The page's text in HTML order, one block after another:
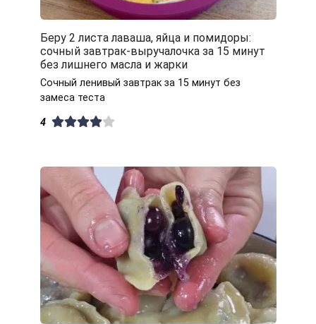
Беру 2 листа лаваша, яйца и помидоры:
сочный завтрак-выручалочка за 15 минут
без лишнего масла и жарки
Сочный ленивый завтрак за 15 минут без
замеса теста
4